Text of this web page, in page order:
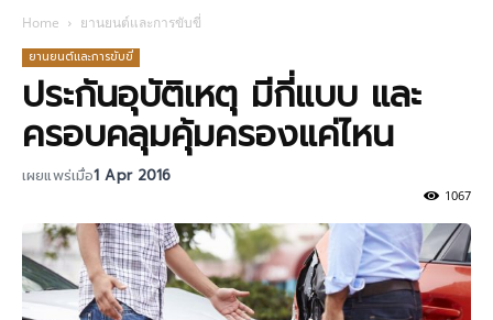
Home ยานยนต์และการขับขี่
ยานยนต์และการขับขี่
ประกันอุบัติเหตุ มีกี่แบบ และ
ครอบคลุมคุ้มครองแค่ไหน
เผยแพร่เมื่อ1 Apr 2016
1067